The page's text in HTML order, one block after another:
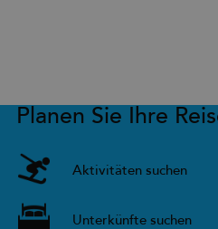
Planen Sie Ihre
Aktivitäten suchen
Unterkünfte suchen